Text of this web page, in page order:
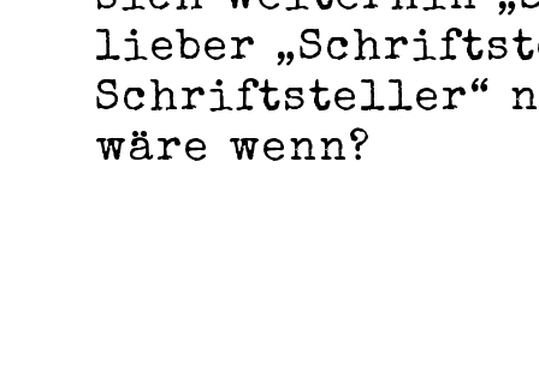
lieber
Schriftsteller“
wäre wenn?